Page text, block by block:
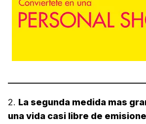
2. La segunda medida mas
una vida casi libre de